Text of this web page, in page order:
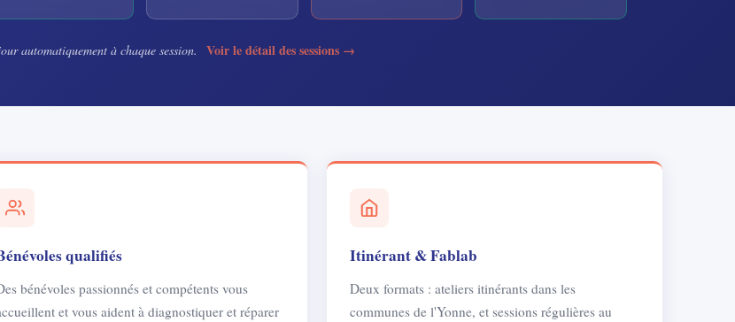
automatiquement à chaque session. Voir le détail des sessions →
qualifiés
bénévoles passionnés et compétents vous
et vous aident à diagnostiquer et réparer
Itinérant & Fablab
Deux formats : ateliers itinérants dans les
communes de l'Yonne, et sessions régulières au